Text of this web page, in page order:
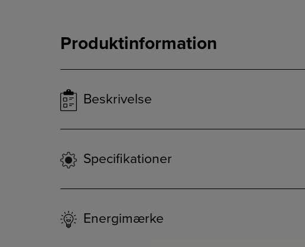
Produktinformation
Beskrivelse
Specifikationer
Energimærke